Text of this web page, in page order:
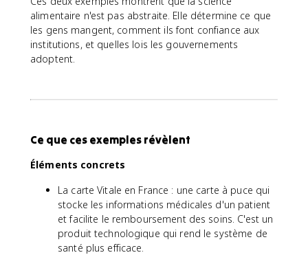
alimentaire n'est pas abstraite. Elle détermine ce que
les gens mangent, comment ils font confiance aux
institutions, et quelles lois les gouvernements
adoptent.
Ce que ces exemples révèlent
Éléments concrets
La carte Vitale en France : une carte à puce qui
stocke les informations médicales d'un patient
et facilite le remboursement des soins. C'est un
produit technologique qui rend le système de
santé plus efficace.